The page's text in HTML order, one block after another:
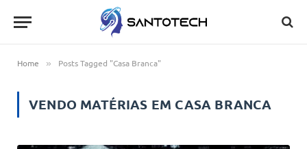
Home » Posts Tagged "Casa Branca"
VENDO MATÉRIAS EM CASA BRANCA